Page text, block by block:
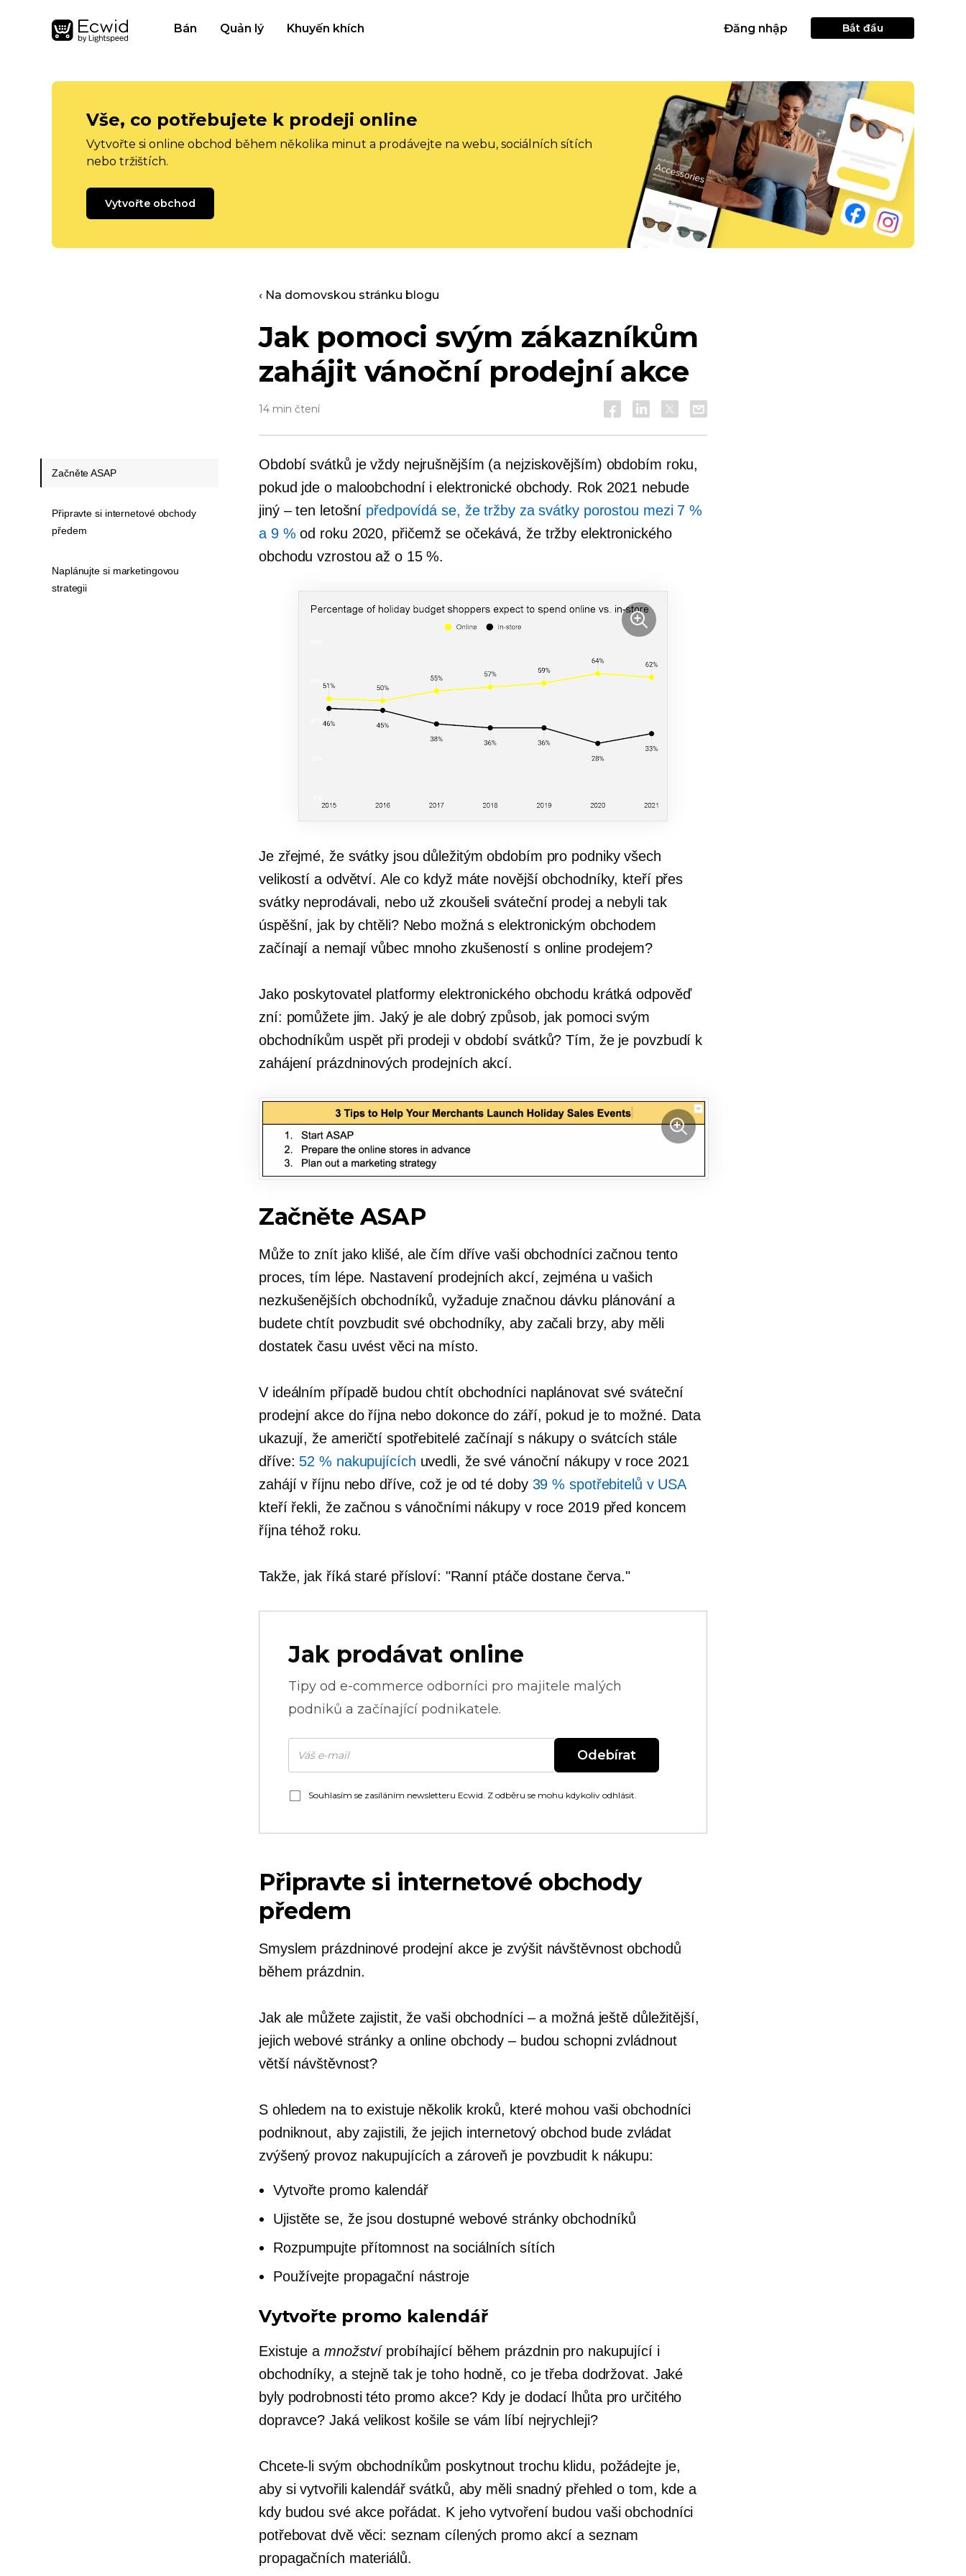
Bán Quản lý Khuyến khích Đăng nhập Bắt đầu
Vše, co potřebujete k prodeji online
Vytvořte si online obchod během několika minut a prodávejte na webu, sociálních sítích
nebo tržištích.
Vytvořte obchod
‹ Na domovskou stránku blogu
Jak pomoci svým zákazníkům
zahájit vánoční prodejní akce
14 min čtení
Období svátků je vždy nejrušnějším (a nejziskovějším) obdobím roku,
pokud jde o maloobchodní i elektronické obchody. Rok 2021 nebude
jiný – ten letošní předpovídá se, že tržby za svátky porostou mezi 7 %
a 9 % od roku 2020, přičemž se očekává, že tržby elektronického
obchodu vzrostou až o 15 %.
Je zřejmé, že svátky jsou důležitým obdobím pro podniky všech
velikostí a odvětví. Ale co když máte novější obchodníky, kteří přes
svátky neprodávali, nebo už zkoušeli sváteční prodej a nebyli tak
úspěšní, jak by chtěli? Nebo možná s elektronickým obchodem
začínají a nemají vůbec mnoho zkušeností s online prodejem?
Jako poskytovatel platformy elektronického obchodu krátká odpověď
zní: pomůžete jim. Jaký je ale dobrý způsob, jak pomoci svým
obchodníkům uspět při prodeji v období svátků? Tím, že je povzbudí k
zahájení prázdninových prodejních akcí.
Začněte ASAP
Může to znít jako klišé, ale čím dříve vaši obchodníci začnou tento
proces, tím lépe. Nastavení prodejních akcí, zejména u vašich
nezkušenějších obchodníků, vyžaduje značnou dávku plánování a
budete chtít povzbudit své obchodníky, aby začali brzy, aby měli
dostatek času uvést věci na místo.
V ideálním případě budou chtít obchodníci naplánovat své sváteční
prodejní akce do října nebo dokonce do září, pokud je to možné. Data
ukazují, že američtí spotřebitelé začínají s nákupy o svátcích stále
dříve: 52 % nakupujících uvedli, že své vánoční nákupy v roce 2021
zahájí v říjnu nebo dříve, což je od té doby 39 % spotřebitelů v USA
kteří řekli, že začnou s vánočními nákupy v roce 2019 před koncem
října téhož roku.
Takže, jak říká staré přísloví: "Ranní ptáče dostane červa."
Jak prodávat online
Tipy od e-commerce odborníci pro majitele malých
podniků a začínající podnikatele.
Odebírat
Souhlasím se zasíláním newsletteru Ecwid. Z odběru se mohu kdykoliv odhlásit.
Připravte si internetové obchody
předem
Smyslem prázdninové prodejní akce je zvýšit návštěvnost obchodů
během prázdnin.
Jak ale můžete zajistit, že vaši obchodníci – a možná ještě důležitější,
jejich webové stránky a online obchody – budou schopni zvládnout
větší návštěvnost?
S ohledem na to existuje několik kroků, které mohou vaši obchodníci
podniknout, aby zajistili, že jejich internetový obchod bude zvládat
zvýšený provoz nakupujících a zároveň je povzbudit k nákupu:
Vytvořte promo kalendář
Ujistěte se, že jsou dostupné webové stránky obchodníků
Rozpumpujte přítomnost na sociálních sítích
Používejte propagační nástroje
Vytvořte promo kalendář
Existuje a množstvíprobíhající během prázdnin pro nakupující i
obchodníky, a stejně tak je toho hodně, co je třeba dodržovat. Jaké
byly podrobnosti této promo akce? Kdy je dodací lhůta pro určitého
dopravce? Jaká velikost košile se vám líbí nejrychleji?
Chcete-li svým obchodníkům poskytnout trochu klidu, požádejte je,
aby si vytvořili kalendář svátků, aby měli snadný přehled o tom, kde a
kdy budou své akce pořádat. K jeho vytvoření budou vaši obchodníci
potřebovat dvě věci: seznam cílených promo akcí a seznam
propagačních materiálů.
Začněte ASAP
Připravte si internetové obchody
předem
Naplánujte si marketingovou
strategii